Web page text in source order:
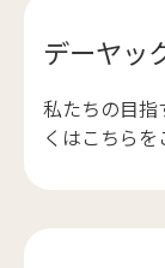
デーヤッ
私たちの目指
くはこちらを